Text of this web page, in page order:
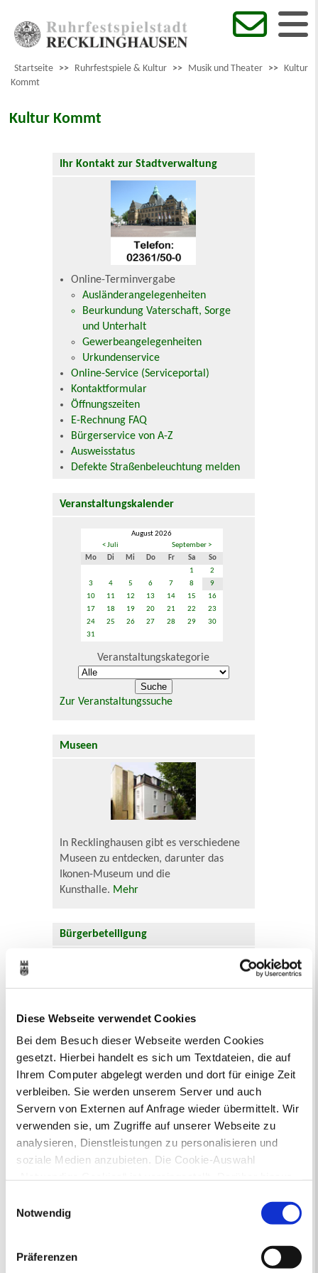
Diese Webseite verwendet Cookies
Bei dem Besuch dieser Webseite werden Cookies
gesetzt. Hierbei handelt es sich um Textdateien, die auf
Ihrem Computer abgelegt werden und dort für einige Zeit
verbleiben. Sie werden unserem Server und auch
Servern von Externen auf Anfrage wieder übermittelt. Wir
verwenden sie, um Zugriffe auf unserer Webseite zu
analysieren, Dienstleistungen zu personalisieren und
soziale Medien anzubieten. Die Cookie-Auswahl
Drittländern (USA) mit unzureichendem
Datenschutzniveau verarbeiten. Es besteht die Gefahr,
dass diese zu Kontroll- und Überwachungszwecken von
anderen missbraucht werden, ohne dass Sie sich mit
Notwendig
Präferenzen
Startseite >> Ruhrfestspiele & Kultur >> Musik und Theater >> Kultur
Kommt
Kultur Kommt
Ihr Kontakt zur Stadtverwaltung
Online-Terminvergabe
Ausländerangelegenheiten
Beurkundung Vaterschaft, Sorge
und Unterhalt
Gewerbeangelegenheiten
Urkundenservice
Online-Service (Serviceportal)
Kontaktformular
Öffnungszeiten
E-Rechnung FAQ
Bürgerservice von A-Z
Ausweisstatus
Defekte Straßenbeleuchtung melden
Veranstaltungskalender
August 2026
< Juli
September >
Mo
Di Mi Do Fr Sa
So
1
2
3
4 5 6 7 8
9
10
11 12 13 14 15
16
17
18 19 20 21 22
23
24
25 26 27 28 29
30
31
Veranstaltungskategorie
Zur Veranstaltungssuche
Museen
In Recklinghausen gibt es verschiedene
Museen zu entdecken, darunter das
Ikonen-Museum und die
Kunsthalle. Mehr
Bürgerbeteiligung
es Möglichkeiten, sich an
Bebauungsplänen und Änderungen zum
Flächennutzungsplan zu beteiligen.
Aktuelle Bürgerbeteiligungen zu
Bebauungsplänen finden Sie hier.
Aktuelle Bürgerbeteiligungen zu
Flächennutzungsplan-Änderungen finden
Sie hier.
Neu in Recklinghausen
Behinderung